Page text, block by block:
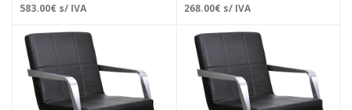
583.00€ s/ IVA 268.00€ s/ IVA